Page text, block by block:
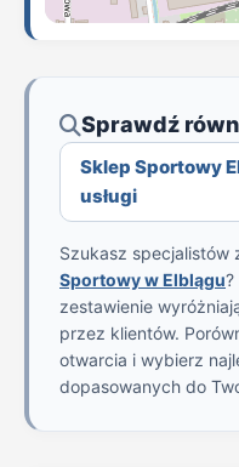
Sprawdź
Sklep Sportowy
usługi
Szukasz specjalistów
Sportowy w Elblągu?
zestawienie
przez klientów.
otwarcia i wybierz
dopasowanych do